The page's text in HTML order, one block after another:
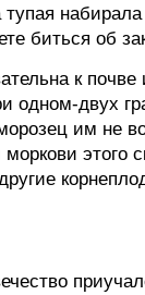
биться об
к
одном-двух
им не
этого